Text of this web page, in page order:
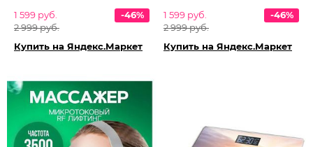
1 599 руб.
2 999 руб.
-46%
Купить на Яндекс.Маркет
1 599 руб.
2 999 руб.
-46%
Купить на Яндекс.Маркет